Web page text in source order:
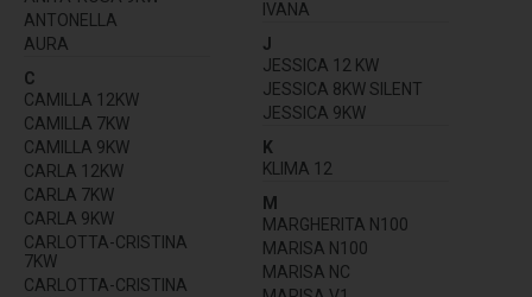
ANTONELLA
AURA
C
CAMILLA 12KW
CAMILLA 7KW
CAMILLA 9KW
CARLA 12KW
CARLA 7KW
CARLA 9KW
CARLOTTA-CRISTINA
7KW
CARLOTTA-CRISTINA
IVANA
J
JESSICA 12 KW
JESSICA 8KW SILENT
JESSICA 9KW
K
KLIMA 12
M
MARGHERITA N100
MARISA N100
MARISA NC